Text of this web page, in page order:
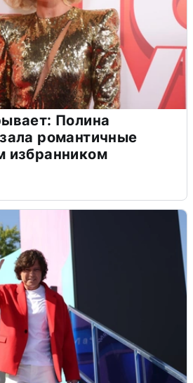
Полина
романтичные
избранником